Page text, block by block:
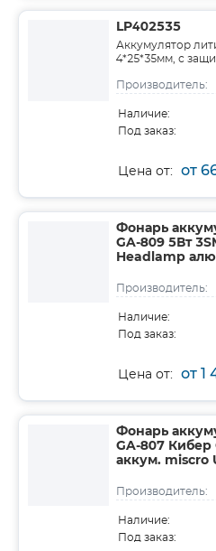
LP402535
Аккумулятор
4*25*35мм, с
Производитель:
Наличие:
Под заказ:
Цена от: от
Фонарь
GA-809 5Вт
Headlamp
Производитель:
Наличие:
Под заказ:
Цена от: от 1
Фонарь
GA-807 Кибер
аккум. miscro
Производитель:
Наличие:
Под заказ: